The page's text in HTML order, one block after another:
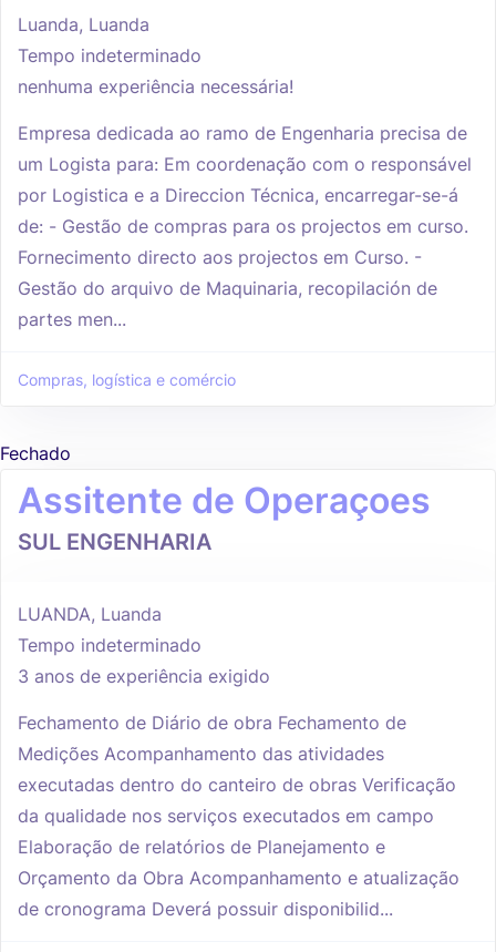
Luanda, Luanda
Tempo indeterminado
nenhuma experiência necessária!
Empresa dedicada ao ramo de Engenharia precisa de
um Logista para: Em coordenação com o responsável
por Logistica e a Direccion Técnica, encarregar-se-á
de: - Gestão de compras para os projectos em curso.
Fornecimento directo aos projectos em Curso. -
Gestão do arquivo de Maquinaria, recopilación de
partes men...
Compras, logística e comércio
Fechado
Assitente de Operaçoes
SUL ENGENHARIA
LUANDA, Luanda
Tempo indeterminado
3 anos de experiência exigido
Fechamento de Diário de obra Fechamento de
Medições Acompanhamento das atividades
executadas dentro do canteiro de obras Verificação
da qualidade nos serviços executados em campo
Elaboração de relatórios de Planejamento e
Orçamento da Obra Acompanhamento e atualização
de cronograma Deverá possuir disponibilid...